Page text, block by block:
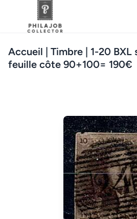
Accueil | Timbre | 1-20
feuille côte 90+100= 190€